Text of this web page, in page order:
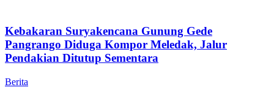
Kebakaran Suryakencana Gunung Gede
Pangrango Diduga Kompor Meledak, Jalur
Pendakian Ditutup Sementara
Berita